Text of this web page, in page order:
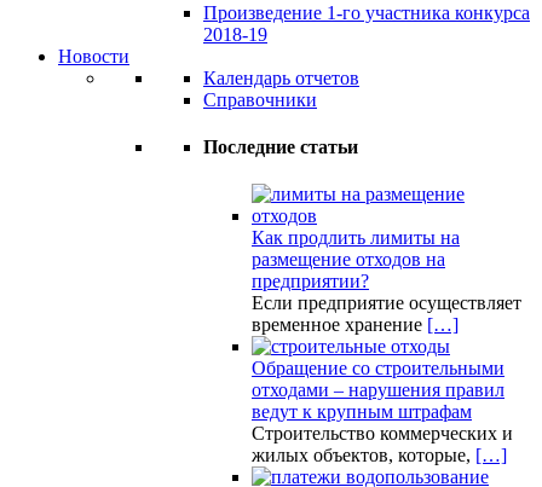
Произведение 1-го участника конкурса
2018-19
Новости
Календарь отчетов
Справочники
Последние статьи
Как продлить лимиты на
размещение отходов на
предприятии?
Если предприятие осуществляет
временное хранение […]
Обращение со строительными
отходами – нарушения правил
ведут к крупным штрафам
Строительство коммерческих и
жилых объектов, которые, […]